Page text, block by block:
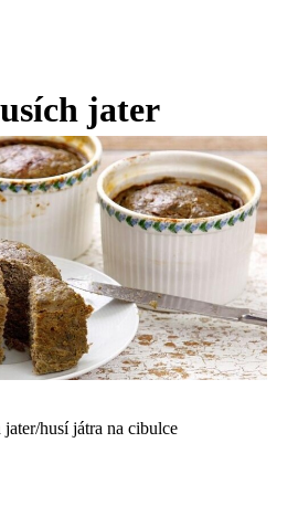
jater
jater/husí játra na cibulce